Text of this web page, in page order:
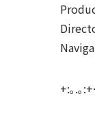
+:｡.｡:+